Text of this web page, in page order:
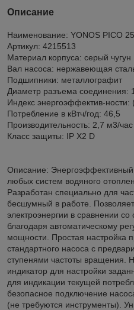
Описание
Наименование: YONOS PICO
Артикул: 4215513
Материал корпуса: серый чугун
Вал насоса: нержавеющая
Подшипники: металлографит
Диаметр разъема соединения:
Индекс энергоэффектив-ности:
Потребление в кВтч/год: 46,5
Производительность: 2,7 м3/час
Класс защиты: IP X2 D
Описание:
любых систем водяного
Разработан специально для
бесшумный в работе.
электроэнергии в сравнении
благодаря автоматическому
мощности. Простая настройка
стандартного насоса с
ступенями частоты вращения.
индикатор для настройки
для индикации текущей
безопасное подключение
(не требуются инструменты).